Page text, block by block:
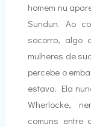
homem nu
Sundun. Ao
socorro, algo
mulheres de
percebe o
estava. Ela
Wherlocke,
comuns entre